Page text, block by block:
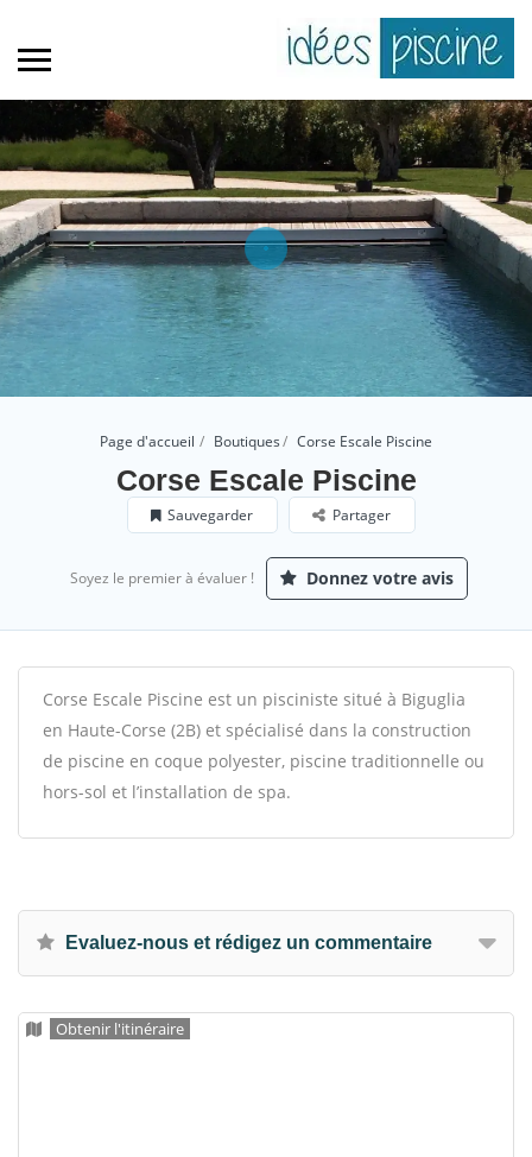
Page d'accueil Boutiques Corse Escale Piscine
Corse Escale Piscine
Sauvegarder Partager
Soyez le premier à évaluer ! Donnez votre avis
Corse Escale Piscine est un pisciniste situé à Biguglia
en Haute-Corse (2B) et spécialisé dans la construction
de piscine en coque polyester, piscine traditionnelle ou
hors-sol et l’installation de spa.
Evaluez-nous et rédigez un commentaire
Obtenir l'itinéraire